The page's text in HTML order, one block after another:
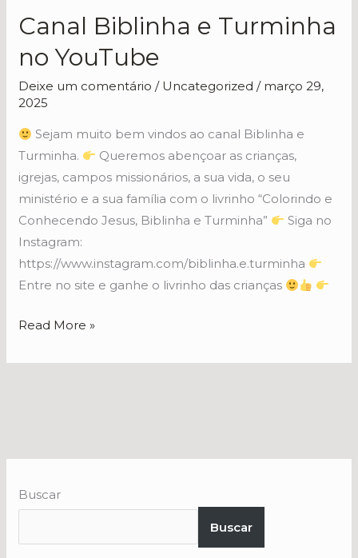
Canal Biblinha e Turminha
no YouTube
Deixe um comentário / Uncategorized / março 29,
2025
Sejam muito bem vindos ao canal Biblinha e
Turminha.
Queremos abençoar as crianças,
igrejas, campos missionários, a sua vida, o seu
ministério e a sua família com o livrinho “Colorindo e
Conhecendo Jesus, Biblinha e Turminha”
Siga no
Instagram:
https://www.instagram.com/biblinha.e.turminha
Entre no site e ganhe o livrinho das crianças
Canal
e
Turminha
no
YouTube
Read More »
Buscar
Buscar